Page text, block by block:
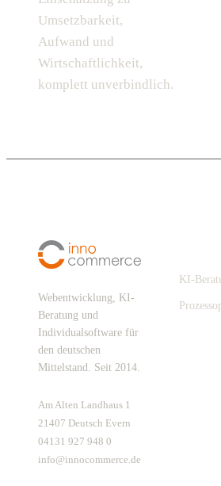
Umsetzbarkeit,
Aufwand und
Wirtschaftlichkeit,
komplett unverbindlich.
Webentwicklung, KI-
Beratung und
Individualsoftware für
den deutschen
Mittelstand. Seit 2014.
Am Alten Landhaus 1
21407 Deutsch Evern
04131 927 948 0
info@innocommerce.de
KI-